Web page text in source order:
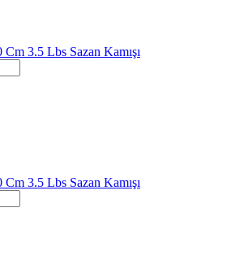
3.5 Lbs Sazan Kamışı
3.5 Lbs Sazan Kamışı